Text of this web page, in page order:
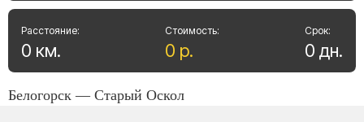
Стоимость:
0 р.
Расстояние:
0 км.
Срок:
0 дн.
Белогорск — Старый Оскол